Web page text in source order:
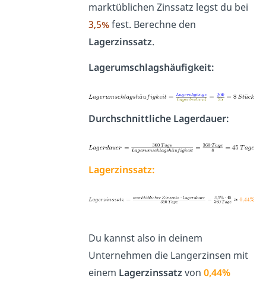
marktüblichen Zinssatz legst du bei
3,5%fest. Berechne den
Lagerzinssatz.
Lagerumschlagshäufigkeit:
Durchschnittliche Lagerdauer:
Lagerzinssatz:
Du kannst also in deinem
Unternehmen die Langerzinsen mit
einem Lagerzinssatzvon0,44%